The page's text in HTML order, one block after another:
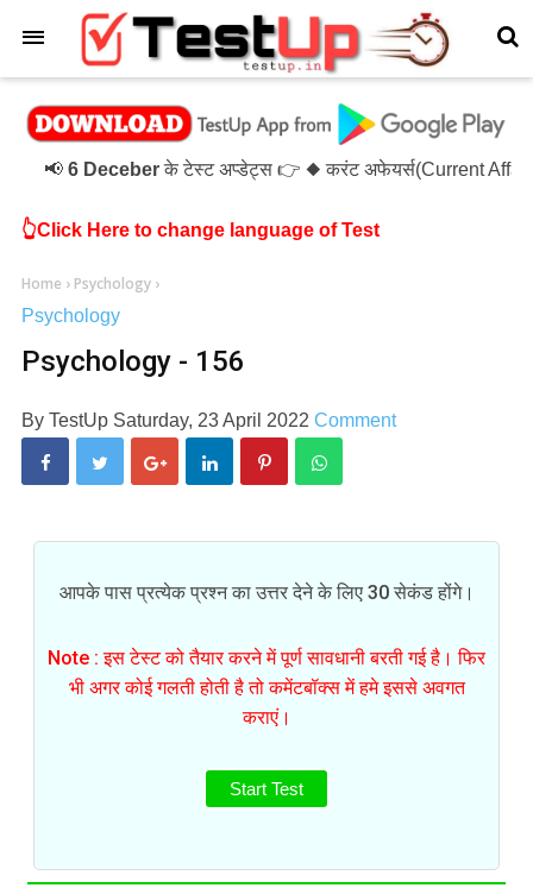
6 Deceberके टेस्ट अप्डेट्स 👉 ◆ करंट अफेयर्स(Current
👆Click Here to change language of Test
Home › Psychology ›
Psychology
Psychology - 156
By TestUp Saturday, 23 April 2022 Comment
आपके पास प्रत्येक प्रश्न का उत्तर देने के लिए 30 सेकंड होंगे।
Note : इस टेस्ट को तैयार करने में पूर्ण सावधानी बरती गई है। फिर
भी अगर कोई गलती होती है तो कमेंटबॉक्स में हमे इससे अवगत
कराएं।
Start Test